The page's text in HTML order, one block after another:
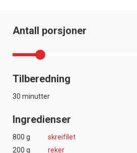
Antall porsjoner
Tilberedning
30 minutter
Ingredienser
800 g
skreifilet
200 g
reker